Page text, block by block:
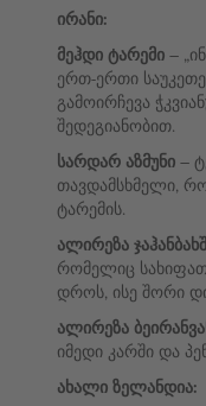
ირანი:
მეჰდი ტარემი –
ერთ-ერთი
გამოირჩევა
შედეგიანობით.
სარდარ აზმუნი –
თავდამსხმელი,
ტარემის.
ალირეზა
რომელიც
დროს, ისე შორი
ალირეზა
იმედი კარში და
ახალი ზელანდია: